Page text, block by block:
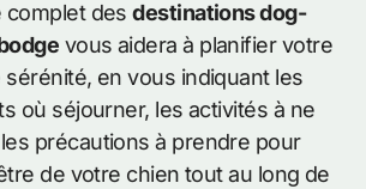
complet desdestinations dog-
vous aidera à planifier votre
en vous indiquant les
où séjourner, les activités à ne
précautions à prendre pour
de votre chien tout au long de